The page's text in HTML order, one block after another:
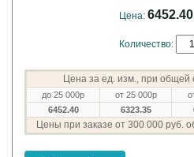
Цена:
Количество:
Цена за ед. изм., при общей
до 25 000р от 25 000р
6452.40
6323.35
Цены при заказе от 300 000 руб.